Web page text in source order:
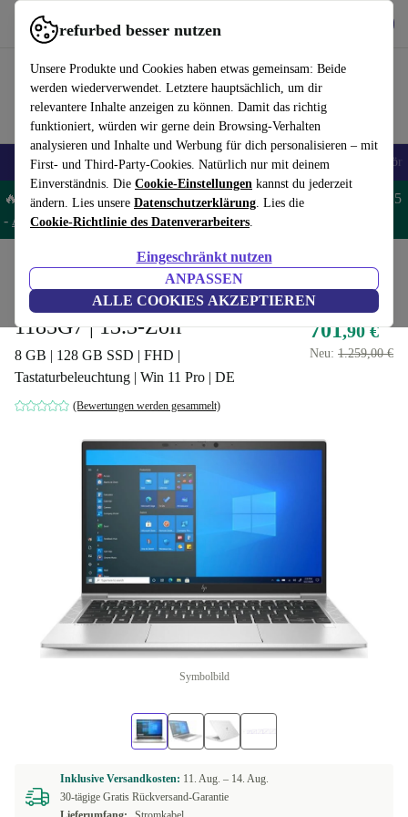
refurbed besser nutzen
Unsere Produkte und Cookies haben etwas gemeinsam: Beide
werden wiederverwendet. Letztere hauptsächlich, um dir
relevantere Inhalte anzeigen zu können. Damit das richtig
funktioniert, würden wir gerne dein Browsing-Verhalten
analysieren und Inhalte und Werbung für dich personalisieren – mit
First- und Third-Party-Cookies. Natürlich nur mit deinem
Einverständnis. Die Cookie-Einstellungen kannst du jederzeit
ändern. Lies unsere Datenschutzerklärung. Lies die
Cookie-Richtlinie des Datenverarbeiters.
Eingeschränkt nutzen
ANPASSEN
ALLE COOKIES AKZEPTIEREN
refurbed schnell und einfach nutzen
🎒 Back to school Handys Laptops Tablets Smartwatches Zubehör
🔥 Spare 5% EXTRA auf MacBooks und iPads – Code: MACPAD5
- AGB
Laptops HP Laptops
HP EliteBook 830 G8 | i7-
1185G7 | 13.3-Zoll
8 GB | 128 GB SSD | FHD |
Tastaturbeleuchtung | Win 11 Pro | DE
(Bewertungen werden gesammelt)
701,90 €
Neu: 1.259,00 €
Symbolbild
Inklusive Versandkosten: 11. Aug. – 14. Aug.
30-tägige Gratis Rückversand-Garantie